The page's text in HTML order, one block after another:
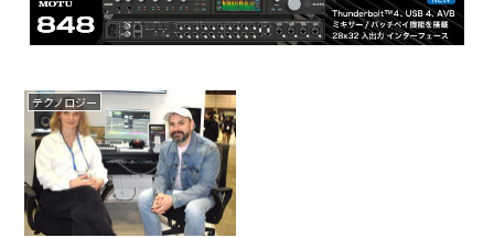
テクノロジー